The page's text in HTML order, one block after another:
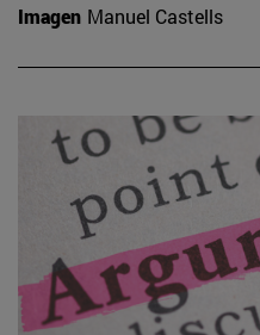
Imagen Manuel Castells